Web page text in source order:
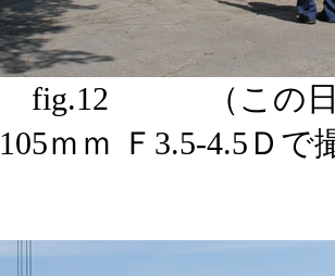
fig.12 （この日は
105ｍｍ Ｆ3.5-4.5Ｄで